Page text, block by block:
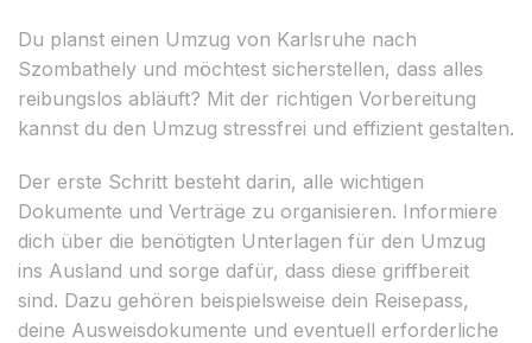
Du planst einen Umzug von Karlsruhe nach
Szombathely und möchtest sicherstellen, dass alles
reibungslos abläuft? Mit der richtigen Vorbereitung
kannst du den Umzug stressfrei und effizient gestalten.
Der erste Schritt besteht darin, alle wichtigen
Dokumente und Verträge zu organisieren. Informiere
dich über die benötigten Unterlagen für den Umzug
ins Ausland und sorge dafür, dass diese griffbereit
sind. Dazu gehören beispielsweise dein Reisepass,
deine Ausweisdokumente und eventuell erforderliche